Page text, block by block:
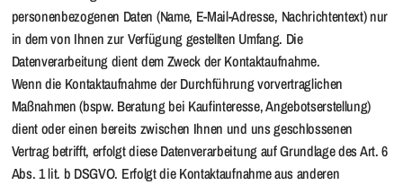
personenbezogenen Daten (Name, E-Mail-Adresse, Nachrichtentext) nur
in dem von Ihnen zur Verfügung gestellten Umfang. Die
Datenverarbeitung dient dem Zweck der Kontaktaufnahme.
Wenn die Kontaktaufnahme der Durchführung vorvertraglichen
Maßnahmen (bspw. Beratung bei Kaufinteresse, Angebotserstellung)
dient oder einen bereits zwischen Ihnen und uns geschlossenen
Vertrag betrifft, erfolgt diese Datenverarbeitung auf Grundlage des Art. 6
Abs. 1 lit. b DSGVO. Erfolgt die Kontaktaufnahme aus anderen